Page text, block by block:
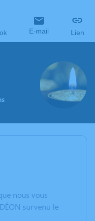
E-mail Lien
nous vous
survenu le